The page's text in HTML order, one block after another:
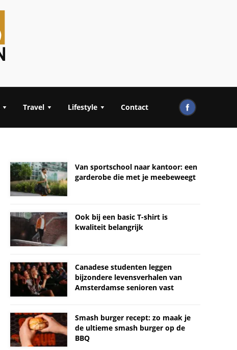
Travel Lifestyle Contact
Van sportschool naar kantoor: een
garderobe die met je meebeweegt
Ook bij een basic T-shirt is
kwaliteit belangrijk
Canadese studenten leggen
bijzondere levensverhalen van
Amsterdamse senioren vast
Smash burger recept: zo maak je
de ultieme smash burger op de
BBQ